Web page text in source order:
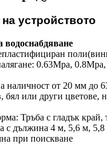
устройството
водоснабдяване
0.63Mpa,
наличност от 20 мм до
бял или други цветове,
Тръба с гладък край,
с дължина 4 м, 5,6 м,
при поискване